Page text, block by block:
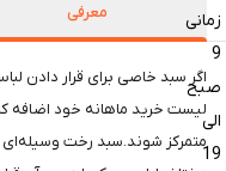
زمانی
9
صبح
الی
19
معرفی
اگر سبد خاصی برای قرار دادن
لیست خرید ماهانه خود اضافه
متمرکز شوند.سبد رخت وسیله‌ای